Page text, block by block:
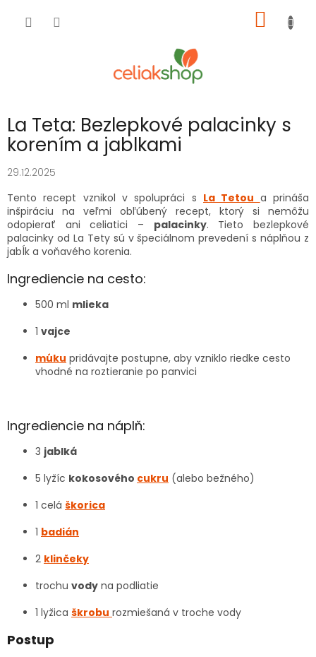
KOŠÍK
La Teta: Bezlepkové palacinky s
korením a jablkami
29.12.2025
Tento recept vznikol v spolupráci s La Tetou a prináša
inšpiráciu na veľmi obľúbený recept, ktorý si nemôžu
odopierať ani celiatici – palacinky. Tieto bezlepkové
palacinky od La Tety sú v špeciálnom prevedení s náplňou z
jabĺk a voňavého korenia.
Ingrediencie na cesto:
500 ml mlieka
1 vajce
múku pridávajte postupne, aby vzniklo riedke cesto
vhodné na roztieranie po panvici
Ingrediencie na náplň:
3 jablká
5 lyžíc kokosového cukru (alebo bežného)
1 celá škorica
1 badián
2 klinčeky
trochu vody na podliatie
1 lyžica škrobu rozmiešaná v troche vody
Postup